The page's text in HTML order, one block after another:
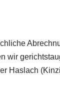
wir
Haslach